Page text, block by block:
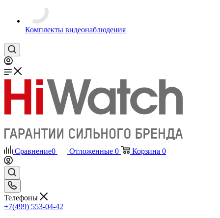
Комплекты видеонаблюдения
Сравнение0 Отложенные 0 Корзина 0
Телефоны
+7(499) 553-04-42